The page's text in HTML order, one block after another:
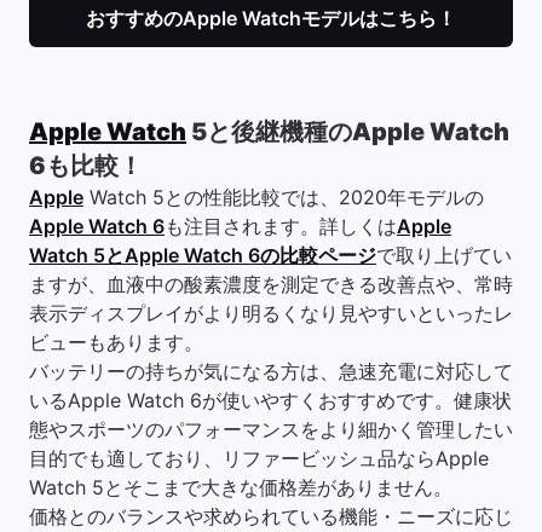
おすすめのApple Watchモデルはこちら！
Apple Watch 5と後継機種のApple Watch
6も比較！
Apple Watch 5との性能比較では、2020年モデルの
Apple Watch 6も注目されます。詳しくはApple
Watch 5とApple Watch 6の比較ページで取り上げてい
ますが、血液中の酸素濃度を測定できる改善点や、常時
表示ディスプレイがより明るくなり見やすいといったレ
ビューもあります。
バッテリーの持ちが気になる方は、急速充電に対応して
いるApple Watch 6が使いやすくおすすめです。健康状
態やスポーツのパフォーマンスをより細かく管理したい
目的でも適しており、リファービッシュ品ならApple
Watch 5とそこまで大きな価格差がありません。
価格とのバランスや求められている機能・ニーズに応じ